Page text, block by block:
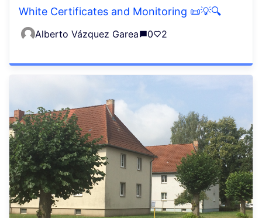
White Certificates and Monitoring 📜💡🔍
Alberto Vázquez Garea 0 2